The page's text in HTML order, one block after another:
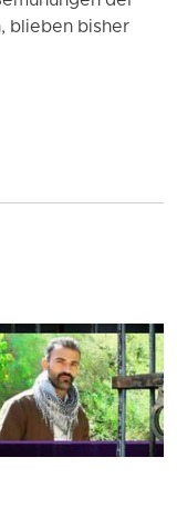
blieben bisher